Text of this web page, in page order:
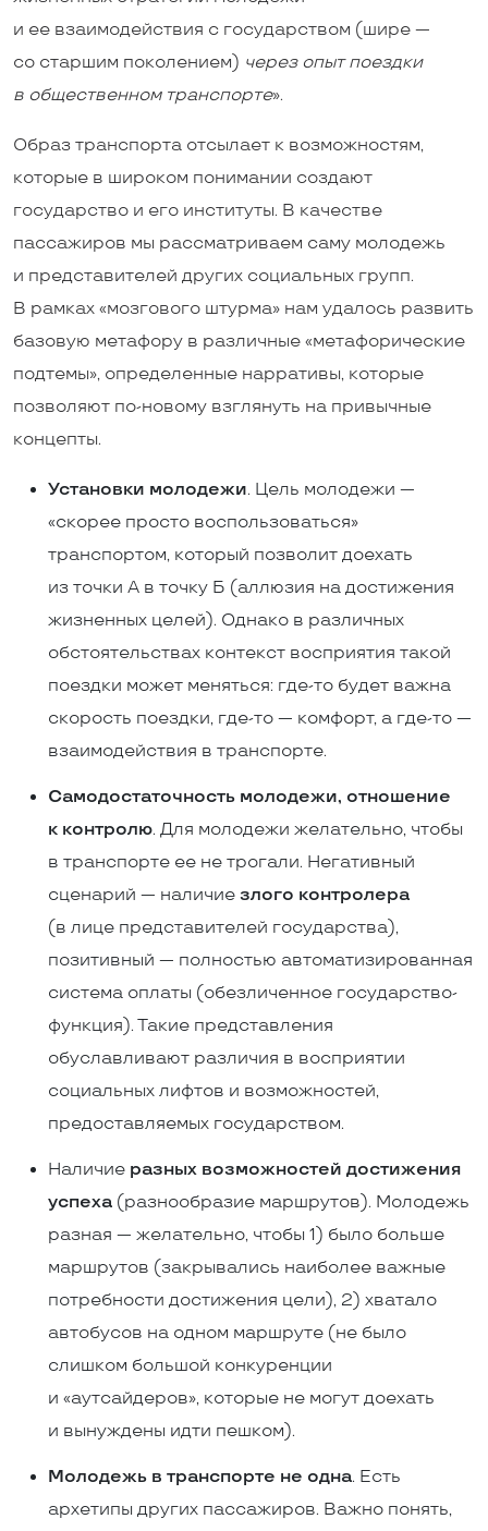
и ее взаимодействия с государством (шире —
со старшим поколением) через опыт поездки
в общественном транспорте».
Образ транспорта отсылает к возможностям,
которые в широком понимании создают
государство и его институты. В качестве
пассажиров мы рассматриваем саму молодежь
и представителей других социальных групп.
В рамках «мозгового штурма» нам удалось развить
базовую метафору в различные «метафорические
подтемы», определенные нарративы, которые
позволяют по-новому взглянуть на привычные
концепты.
Установки молодежи. Цель молодежи —
«скорее просто воспользоваться»
транспортом, который позволит доехать
из точки А в точку Б (аллюзия на достижения
жизненных целей). Однако в различных
обстоятельствах контекст восприятия такой
поездки может меняться: где-то будет важна
скорость поездки, где-то — комфорт, а где-то —
взаимодействия в транспорте.
Самодостаточность молодежи, отношение
к контролю. Для молодежи желательно, чтобы
в транспорте ее не трогали. Негативный
сценарий — наличие злого контролера
(в лице представителей государства),
позитивный — полностью автоматизированная
система оплаты (обезличенное государство-
функция). Такие представления
обуславливают различия в восприятии
социальных лифтов и возможностей,
предоставляемых государством.
Наличие разных возможностей достижения
успеха (разнообразие маршрутов). Молодежь
разная — желательно, чтобы 1) было больше
маршрутов (закрывались наиболее важные
потребности достижения цели), 2) хватало
автобусов на одном маршруте (не было
слишком большой конкуренции
и «аутсайдеров», которые не могут доехать
и вынуждены идти пешком).
Молодежь в транспорте не одна. Есть
архетипы других пассажиров. Важно понять,